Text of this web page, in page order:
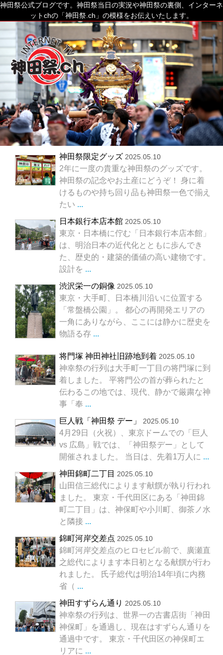
神田祭公式ブログです。神田祭当日の実況や神田祭の裏側、インターネ
ットchの「神田祭.ch」の模様をお伝えいたします。
神田祭限定グッズ 2025.05.10
2年に一度の貴重な神田祭のグッズです。
神田祭の記念やお土産にどうぞ！ 身に着
けるものや持ち回り品も神田祭一色で揃え
たい ...
日本銀行本店本館 2025.05.10
東京・日本橋に佇む「日本銀行本店本館」
は、明治日本の近代化とともに歩んでき
た、歴史的・建築的価値の高い建物です。
設計を ...
渋沢栄一の銅像 2025.05.10
東京・大手町、日本橋川沿いに位置する
「常盤橋公園」。 都心の再開発エリアの
一角にありながら、ここには静かに歴史を
物語る存 ...
将門塚 神田神社旧跡地到着 2025.05.10
神幸祭の行列は大手町一丁目の将門塚に到
着しました。 平将門公の首が葬られたと
伝わるこの地では、現代、静かで厳粛な神
事「奉 ...
巨人戦「神田祭 デー」
2025.05.10
4月29日（火祝）、東京ドームでの「巨人
vs 広島」戦では、「神田祭デー」として
開催されました。 当日は、先着1万人に ...
神田錦町二丁目 2025.05.10
山田信三総代によります献饌が執り行われ
ました。 東京・千代田区にある「神田錦
町二丁目」は、神保町や小川町、御茶ノ水
と隣接 ...
錦町河岸交差点 2025.05.10
錦町河岸交差点のヒロセビル前で、廣瀬直
之総代によります本日初となる献饌が行わ
れました。 氏子総代は明治14年頃に内務
省（ ...
神田すずらん通り 2025.05.10
神幸祭の行列は、世界一の古書店街「神田
神保町」を通過し、現在はすずらん通りを
通過中です。 東京・千代田区の神保町エ
リアに ...